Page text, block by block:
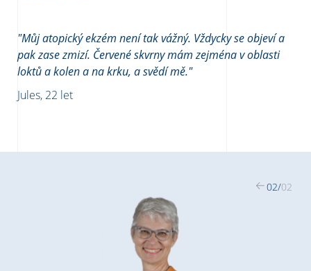
"Můj atopický ekzém není tak vážný. Vždycky se objeví a
pak zase zmizí. Červené skvrny mám zejména v oblasti
loktů a kolen a na krku, a svědí mě."
Jules, 22 let
02/02